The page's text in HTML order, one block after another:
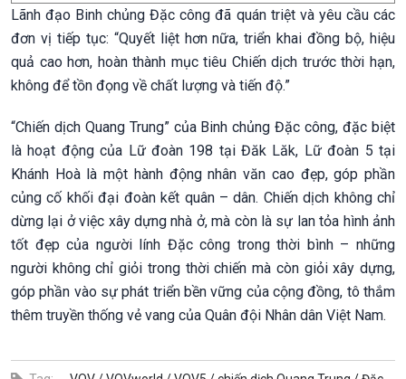
Lãnh đạo Binh chủng Đặc công đã quán triệt và yêu cầu các
đơn vị tiếp tục: “Quyết liệt hơn nữa, triển khai đồng bộ, hiệu
quả cao hơn, hoàn thành mục tiêu Chiến dịch trước thời hạn,
không để tồn đọng về chất lượng và tiến độ.”
“Chiến dịch Quang Trung” của Binh chủng Đặc công, đặc biệt
là hoạt động của Lữ đoàn 198 tại Đăk Lăk, Lữ đoàn 5 tại
Khánh Hoà là một hành động nhân văn cao đẹp, góp phần
củng cố khối đại đoàn kết quân – dân. Chiến dịch không chỉ
dừng lại ở việc xây dựng nhà ở, mà còn là sự lan tỏa hình ảnh
tốt đẹp của người lính Đặc công trong thời bình – những
người không chỉ giỏi trong thời chiến mà còn giỏi xây dựng,
góp phần vào sự phát triển bền vững của cộng đồng, tô thắm
thêm truyền thống vẻ vang của Quân đội Nhân dân Việt Nam.